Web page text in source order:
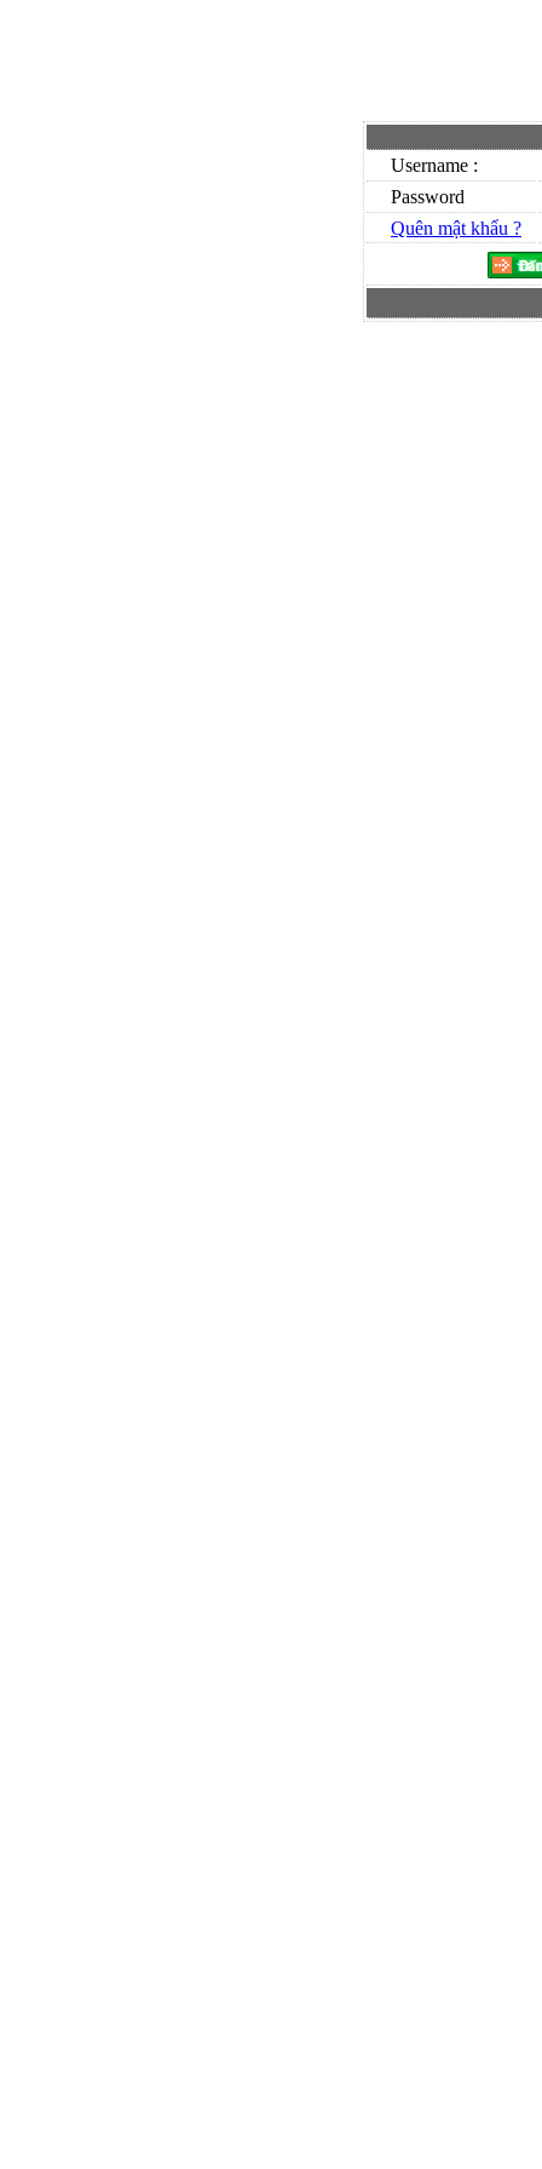
Username :
Password
Quên mật khẩu ?